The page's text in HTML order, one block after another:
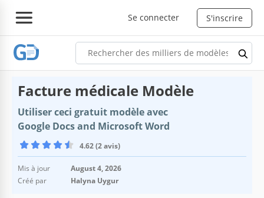
Se connecter S'inscrire
Facture médicale Modèle
Utiliser ceci gratuit modèle avec
Google Docs and Microsoft Word
4.62 (2 avis)
Mis à jour
August 4, 2026
Créé par
Halyna Uygur